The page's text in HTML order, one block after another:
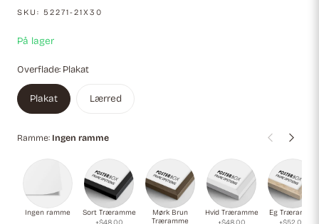
SKU: 52271-21X30
På lager
Overflade: Plakat
Plakat Lærred
Ramme: Ingen ramme
Ingen ramme
Sort Træramme
Mørk Brun
Træramme
Hvid Træramme
Eg Træramme